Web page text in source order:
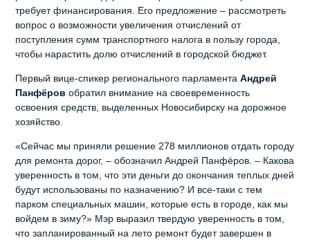
требует финансирования. Его предложение – рассмотреть
вопрос о возможности увеличения отчислений от
поступления сумм транспортного налога в пользу города,
чтобы нарастить долю отчислений в городской бюджет.
Первый вице-спикер регионального парламентаАндрей
Панфёров обратил внимание на своевременность
освоения средств, выделенных Новосибирску на дорожное
хозяйство.
«Сейчас мы приняли решение 278 миллионов отдать городу
для ремонта дорог, – обозначил Андрей Панфёров. – Какова
уверенность в том, что эти деньги до окончания теплых дней
будут использованы по назначению? И все-таки с тем
парком специальных машин, которые есть в городе, как мы
войдем в зиму?» Мэр выразил твердую уверенность в том,
что запланированный на лето ремонт будет завершен в